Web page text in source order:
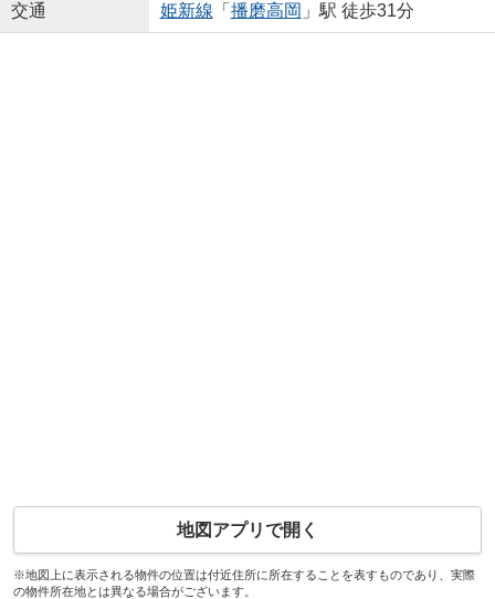
交通 姫新線 「 播磨高岡 」駅 徒歩31分
地図アプリで開く
※地図上に表示される物件の位置は付近住所に所在することを表すものであり、実際
の物件所在地とは異なる場合がございます。